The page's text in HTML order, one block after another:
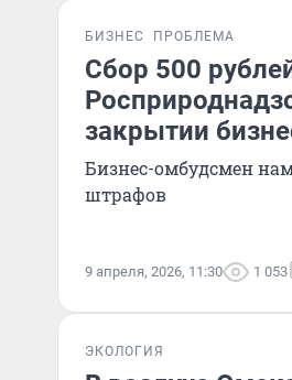
БИЗНЕС ПРОБЛЕМА
Сбор 500
закрытии
Бизнес-омбудсмен
штрафов
9 апреля, 2026, 11:30 1 053
ЭКОЛОГИЯ